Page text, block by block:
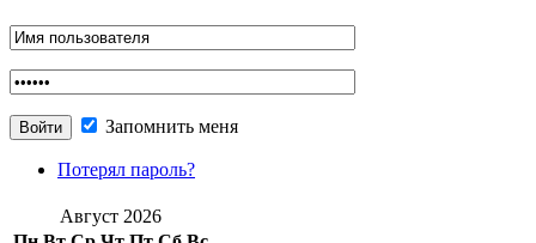
Запомнить меня
Потерял пароль?
Август 2026